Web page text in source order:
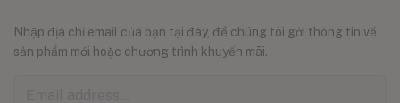
Nhập địa chỉ email của bạn tại đây, để chúng tôi gởi thông tin về
sản phẩm mới hoặc chương trình khuyến mãi.